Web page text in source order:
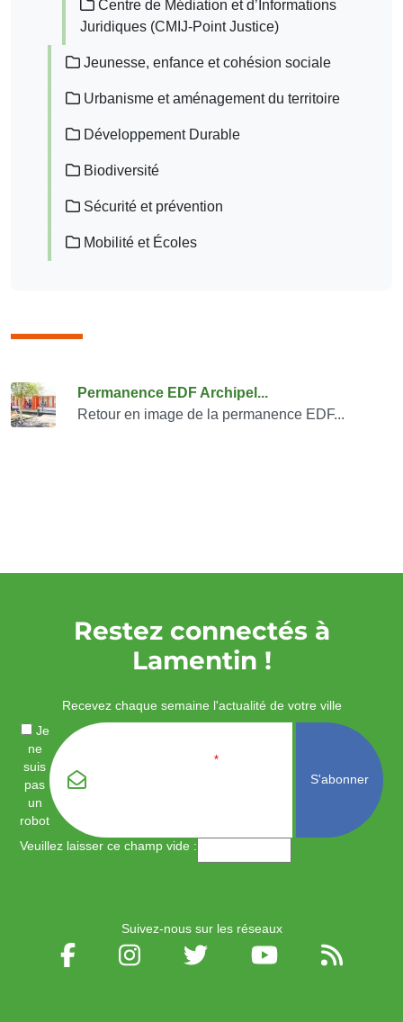
Centre de Médiation et d’Informations
Juridiques (CMIJ-Point Justice)
Jeunesse, enfance et cohésion sociale
Urbanisme et aménagement du territoire
Développement Durable
Biodiversité
Sécurité et prévention
Mobilité et Écoles
Consulter également
Permanence EDF Archipel...
Retour en image de la permanence EDF...
Restez connectés à
Lamentin !
Recevez chaque semaine l'actualité de votre ville
Je
ne
suis
pas
un
robot
*
Veuillez laisser ce champ vide :
Suivez-nous sur les réseaux